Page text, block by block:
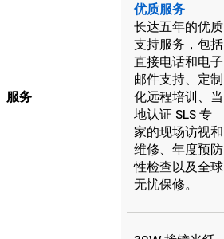
服务
优质服务
长达五年的优质
支持服务，包括
直接电话和电子
邮件支持、定制
化远程培训、当
地认证 SLS 专
家的现场访视和
维修、年度预防
性检查以及全球
无忧保修。